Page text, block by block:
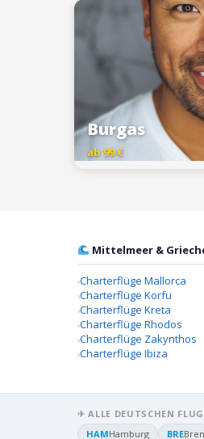
Burgas
ab 99 €
Mittelmeer &
Charterflüge Mallorca
Charterflüge Korfu
Charterflüge Kreta
Charterflüge Rhodos
Charterflüge Zakynthos
Charterflüge Ibiza
✈ ALLE DEUTSCHEN
HAMHamburg BRE